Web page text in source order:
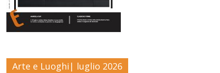
Arte e Luoghi| luglio 2026